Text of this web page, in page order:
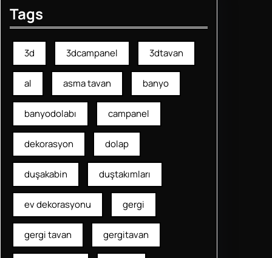
Tags
3d 3dcampanel 3dtavan
al asma tavan banyo
banyodolabı campanel
dekorasyon dolap
duşakabin duştakımları
ev dekorasyonu gergi
gergi tavan gergitavan